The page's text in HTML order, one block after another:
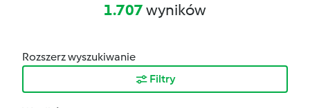
1.707wyników
Rozszerz wyszukiwanie
Filtry